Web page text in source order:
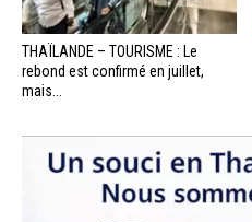
THAÏLANDE – TOURISME : Le
rebond est confirmé en juillet,
mais...